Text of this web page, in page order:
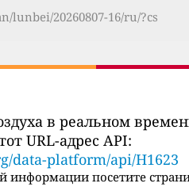
lunbei/20260807-16/ru/?cs
в реальном
URL-адрес API:
data-platform/api/H1623
информации посетите